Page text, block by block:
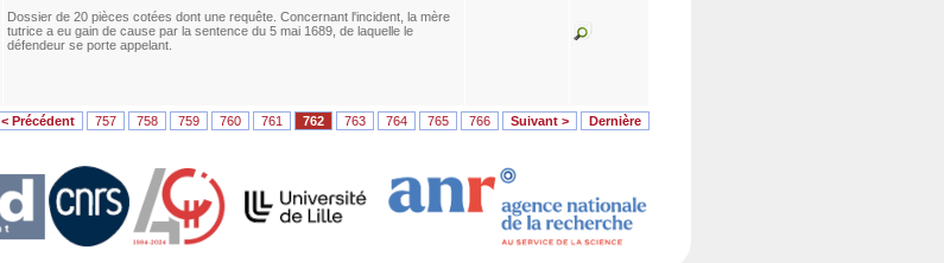
Dossier de 20 pièces cotées dont une requête. Concernant l'incident, la mère
tutrice a eu gain de cause par la sentence du 5 mai 1689, de laquelle le
défendeur se porte appelant.
< Précédent 757 758 759 760 761 762 763 764 765 766 Suivant > Dernière